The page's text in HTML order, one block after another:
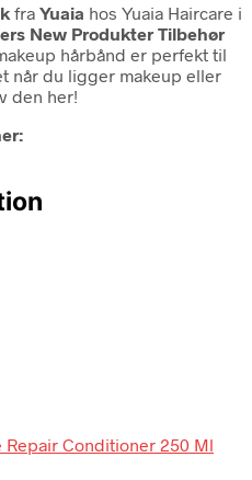
fra Yuaia hos Yuaia Haircare i
New Produkter Tilbehør
hårbånd er perfekt til
når du ligger makeup eller
den her!